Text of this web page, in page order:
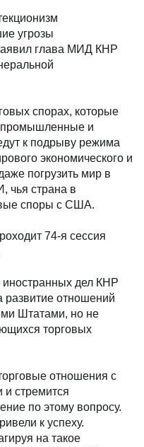
угрозы
глава МИД КНР
спорах, которые
и
к подрыву режима
экономического и
погрузить мир в
чья страна в
споры с США.
74-я сессия
иностранных дел КНР
развитие отношений
Штатами, но не
торговых
отношения с
стремится
по этому вопросу.
к успеху.
на такое